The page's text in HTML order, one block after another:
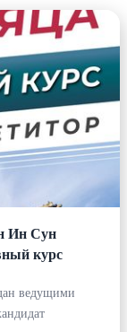
Ин Сун
курс
ведущими